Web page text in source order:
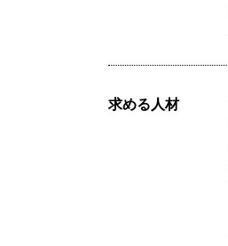
求める人材